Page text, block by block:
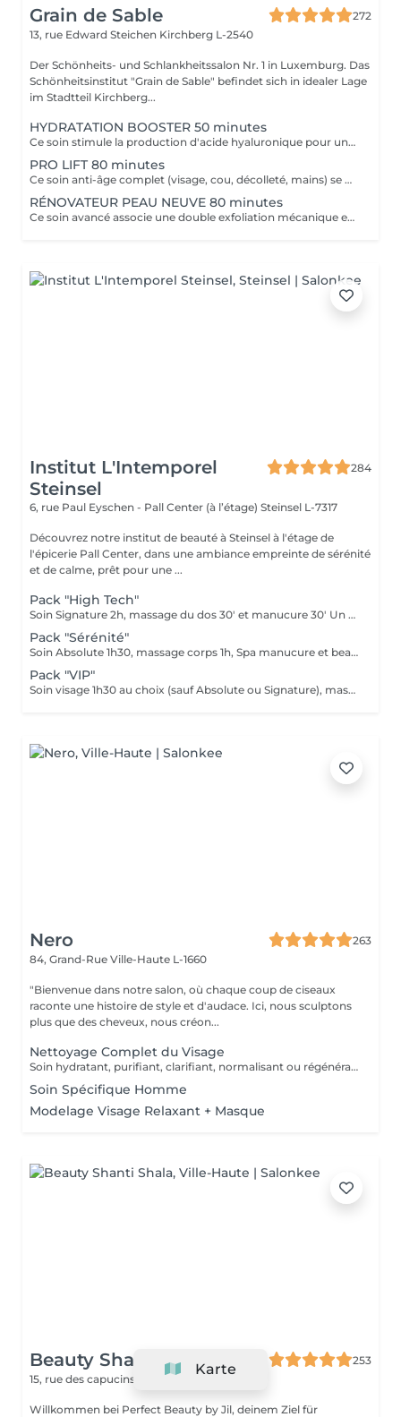
Grain de Sable
272
13, rue Edward Steichen Kirchberg L-2540
Der Schönheits- und Schlankheitssalon Nr. 1 in Luxemburg. Das
Schönheitsinstitut "Grain de Sable" befindet sich in idealer Lage
im Stadtteil Kirchberg...
HYDRATATION BOOSTER 50 minutes
Ce soin stimule la production d'acide hyaluronique pour une hydratation intense, redonnant à la peau un aspect repulpé et lissé tout en la protégeant des agressions extérieures et du vieillissement cutané.
PRO LIFT 80 minutes
Ce soin anti-âge complet (visage, cou, décolleté, mains) se distingue par sa combinaison unique d'exfoliations, de stimulation cellulaire mécanique et de manoeuvres facialistes exclusives. Il uniformise et illumine le teint, tout en liftant et redessinant les contours du visage. En comblant visiblement les rides et en renforçant la fermeté de la peau, ce soin révèle un épiderme plus lisse, lifté et rajeuni.
RÉNOVATEUR PEAU NEUVE 80 minutes
Ce soin avancé associe une double exfoliation mécanique et chimique du visage et du cou, permettant un nettoyage en profondeur de l'épiderme. Il favorise l'élimination des toxines et stimule le renouvellement cellulaire pour retrouver une peau saine, uniforme et lumineuse.
Institut L'Intemporel
Steinsel
284
6, rue Paul Eyschen - Pall Center (à l’étage) Steinsel L-7317
Découvrez notre institut de beauté à Steinsel à l'étage de
l'épicerie Pall Center, dans une ambiance empreinte de sérénité
et de calme, prêt pour une ...
Pack "High Tech"
Soin Signature 2h, massage du dos 30' et manucure 30' Un pur moment de détente et de déconnection complète
Pack "Sérénité"
Soin Absolute 1h30, massage corps 1h, Spa manucure et beauté des pieds Le luxe, le calme et la détente, magique ...
Pack "VIP"
Soin visage 1h30 au choix (sauf Absolute ou Signature), massage corps 1h, manucure 30', beauté des pieds 45' Ne peut être fractionné, à faire le même jour
Nero
263
84, Grand-Rue Ville-Haute L-1660
"Bienvenue dans notre salon, où chaque coup de ciseaux
raconte une histoire de style et d'audace. Ici, nous sculptons
plus que des cheveux, nous créon...
Nettoyage Complet du Visage
Soin hydratant, purifiant, clarifiant, normalisant ou régénérant
Soin Spécifique Homme
Modelage Visage Relaxant + Masque
Beauty Shanti Shala
253
15, rue des capucins
Ville-Haute L-1313
Willkommen bei Perfect Beauty by Jil, deinem Ziel für
Karte